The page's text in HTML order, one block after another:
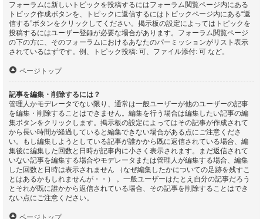
フォーラムに新しいトピックを投稿するにはフォーラム閲覧ページ内にある
トピック作成ボタンを、トピックに返信するにはトピックページ内にある“返
信する”ボタンをクリックしてください。掲示板の設定によってはトピックを
投稿するにはユーザー登録が必要な場合があります。フォーラム閲覧ページ
の下の方に、そのフォーラムにおけるあなたのパーミッションがリスト表示
されているはずです。例、トピック投稿: 可、ファイル添付: 可 など。
ページトップ
記事を編集・削除するには？
管理人かモデレータでない限り、通常は一般ユーザーが他のユーザーの記事
を編集・削除することはできません。編集を行う場合は編集したい記事の編
集ボタンをクリックします。掲示板の設定によってはその記事が作成されて
から長い時間が経過していると編集できない場合がある点にご注意くださ
い。もし編集しようとしている記事が誰かから既に返信されている場合、編
集後に編集した回数と日時が記事内に小さく表示されます。まだ返信されて
いない記事を編集する場合やモデレータまたは管理人が編集する場合、編集
した回数と日時は表示されません （なぜ編集したかについての足跡を残すこ
とはあるかもしれませんが・・） 。一般ユーザーはたとえ自分の記事だろう
とそれが既に誰かから返信されている場合、その記事を削除することはでき
ない点にご注意ください。
ページトップ